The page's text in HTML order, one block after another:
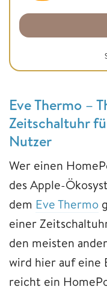
Eve Thermo –
Zeitschaltuhr
Nutzer
Wer einen
des Apple-
dem Eve Thermo
einer
den meisten
wird hier auf eine
reicht ein